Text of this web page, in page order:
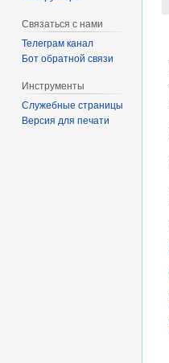
Связаться с нами
Телеграм канал
Бот обратной связи
Инструменты
Служебные страницы
Версия для печати